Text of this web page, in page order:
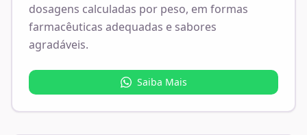
dosagens calculadas por peso, em formas
farmacêuticas adequadas e sabores
agradáveis.
Saiba Mais